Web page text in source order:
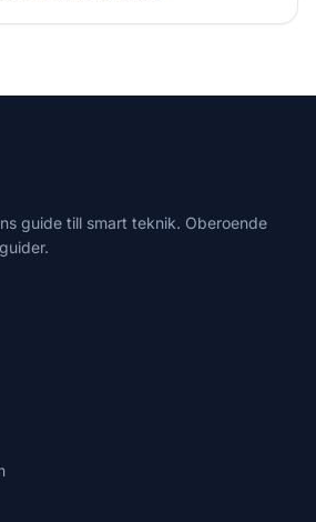
guide till smart teknik. Oberoende